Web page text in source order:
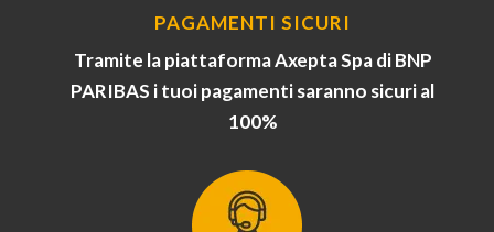
PAGAMENTI SICURI
Tramite la piattaforma Axepta Spa di BNP
PARIBAS i tuoi pagamenti saranno sicuri al
100%